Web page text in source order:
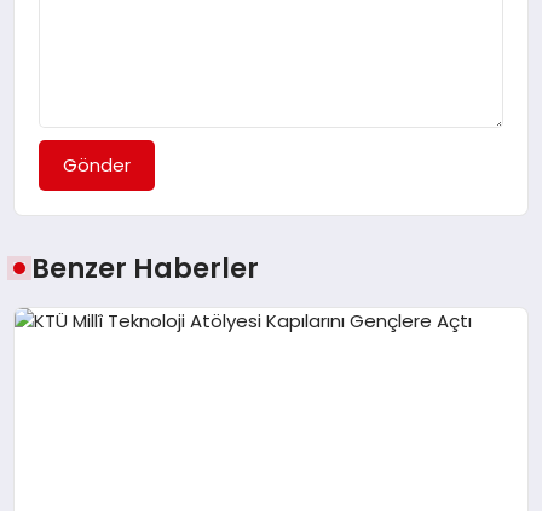
Gönder
Benzer Haberler